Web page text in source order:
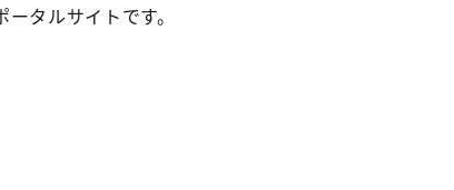
タルサイトです。